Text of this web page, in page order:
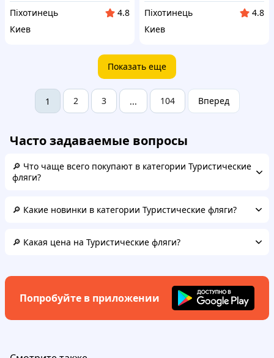
Піхотинець
4.8
Киев
Піхотинець
4.8
Киев
Показать еще
1 2 3 ... 104 Вперед
Часто задаваемые вопросы
🔎 Что чаще всего покупают в категории Туристические
фляги?
🔎 Какие новинки в категории Туристические фляги?
🔎 Какая цена на Туристические фляги?
Попробуйте в приложении